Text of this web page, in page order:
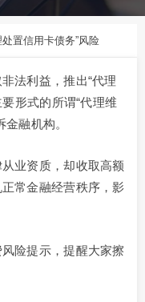
置信用卡债务”风险
法利益，推出“代理
形式的所谓“代理维
融机构。
业资质，却收取高额
常金融经营秩序，影
险提示，提醒大家擦